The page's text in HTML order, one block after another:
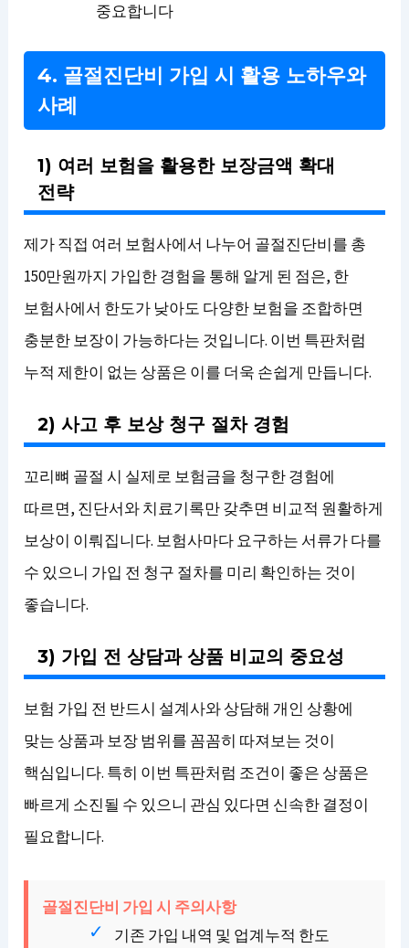
중요합니다
4. 골절진단비 가입 시 활용 노하우와
사례
1) 여러 보험을 활용한 보장금액 확대
전략
제가 직접 여러 보험사에서 나누어 골절진단비를 총
150만원까지 가입한 경험을 통해 알게 된 점은, 한
보험사에서 한도가 낮아도 다양한 보험을 조합하면
충분한 보장이 가능하다는 것입니다. 이번 특판처럼
누적 제한이 없는 상품은 이를 더욱 손쉽게 만듭니다.
2) 사고 후 보상 청구 절차 경험
꼬리뼈 골절 시 실제로 보험금을 청구한 경험에
따르면, 진단서와 치료기록만 갖추면 비교적 원활하게
보상이 이뤄집니다. 보험사마다 요구하는 서류가 다를
수 있으니 가입 전 청구 절차를 미리 확인하는 것이
좋습니다.
3) 가입 전 상담과 상품 비교의 중요성
보험 가입 전 반드시 설계사와 상담해 개인 상황에
맞는 상품과 보장 범위를 꼼꼼히 따져보는 것이
핵심입니다. 특히 이번 특판처럼 조건이 좋은 상품은
빠르게 소진될 수 있으니 관심 있다면 신속한 결정이
필요합니다.
골절진단비 가입 시 주의사항
기존 가입 내역 및 업계누적 한도